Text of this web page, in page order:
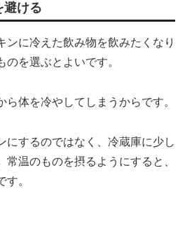
避ける
ンに冷えた飲み物を飲みたくなり
のを選ぶとよいです。
ら体を冷やしてしまうからです。
にするのではなく、冷蔵庫に少し
常温のものを摂るようにすると、
す。